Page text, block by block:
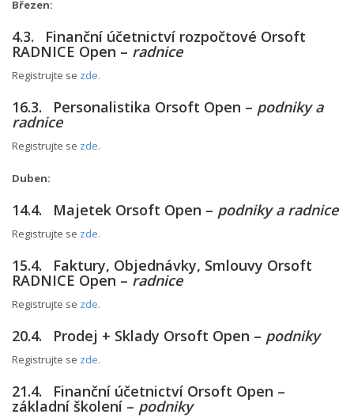
Březen:
4.3. Finanční účetnictví rozpočtové Orsoft
RADNICE Open – radnice
Registrujte se zde.
16.3. Personalistika Orsoft Open – podniky a
radnice
Registrujte se zde.
Duben:
14.4. Majetek Orsoft Open – podniky a radnice
Registrujte se zde.
15.4. Faktury, Objednávky, Smlouvy Orsoft
RADNICE Open – radnice
Registrujte se zde.
20.4. Prodej + Sklady Orsoft Open – podniky
Registrujte se zde.
21.4. Finanční účetnictví Orsoft Open –
základní školení – podniky